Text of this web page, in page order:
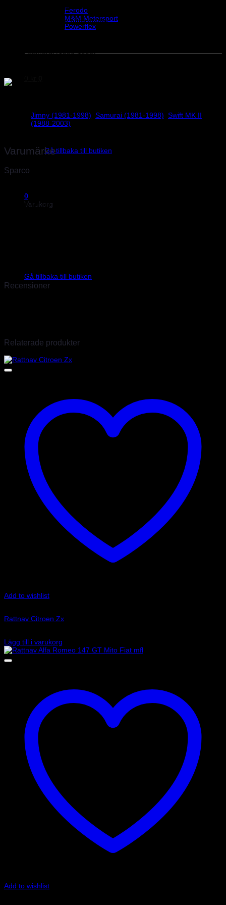
Ferodo
M&M Motorsport
Powerflex
Gå tillbaka till butiken
0
Varukorg
Gå tillbaka till butiken
Skruvsats till ratt ingår.
Passar till följande bilmodeller:
Suzuki Samurai (1996-1998)
Jimny (1981-1998) Samurai (1981-1998) Swift MK II
(1988-2003)
Varumärke
Sparco
Sparco skapades 1977 av två unga racingförare i Torino som
drömde om att öka säkerheten inom racing under en period med
Recensioner
Relaterade produkter
Add to wishlist
Rattnav Citroen Zx
Lägg till i varukorg
Add to wishlist